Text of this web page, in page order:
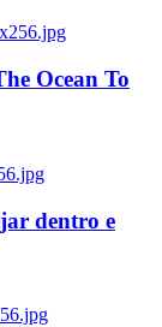
Ocean To
dentro e